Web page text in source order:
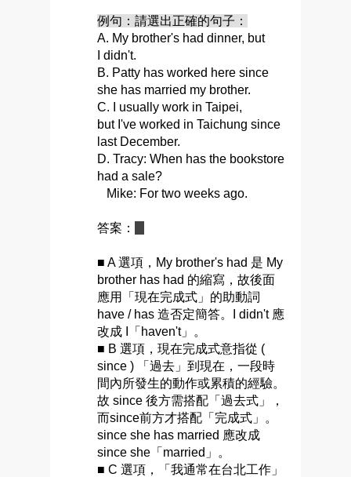
例句：請選出正確的句子：
A. My brother's had dinner, but
I didn't.
B. Patty has worked here since
she has married my brother.
C. I usually work in Taipei,
but I've worked in Taichung since
last December.
D. Tracy: When has the bookstore
had a sale?
Mike: For two weeks ago.
答案：
■ A 選項，My brother's had 是 My
brother has had 的縮寫，故後面
應用「現在完成式」的助動詞
have / has 造否定簡答。I didn't 應
改成 I「haven't」。
■ B 選項，現在完成式意指從 (
since ) 「過去」到現在，一段時
間內所發生的動作或累積的經驗。
故 since 後方需搭配「過去式」，
而since前方才搭配「完成式」。
since she has married 應改成
since she「married」。
■ C 選項，「我通常在台北工作」